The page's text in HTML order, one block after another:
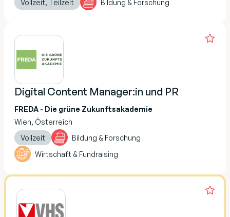
Vollzeit, Teilzeit
Bildung & Forschung
Digital Content Manager:in und PR
FREDA - Die grüne Zukunftsakademie
Wien, Österreich
Vollzeit
Bildung & Forschung
Wirtschaft & Fundraising